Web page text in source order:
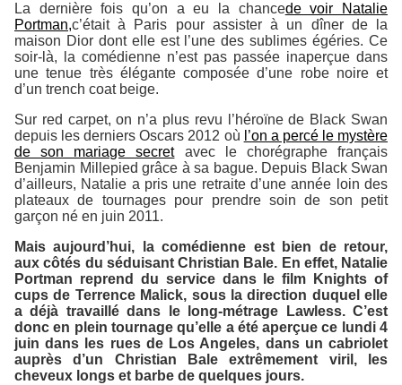
La dernière fois qu’on a eu la chancede voir Natalie
Portman,c’était à Paris pour assister à un dîner de la
maison Dior dont elle est l’une des sublimes égéries. Ce
soir-là, la comédienne n’est pas passée inaperçue dans
une tenue très élégante composée d’une robe noire et
d’un trench coat beige.
Sur red carpet, on n’a plus revu l’héroïne de Black Swan
depuis les derniers Oscars 2012 où l’on a percé le mystère
de son mariage secretavec le chorégraphe français
Benjamin Millepied grâce à sa bague. Depuis Black Swan
d’ailleurs, Natalie a pris une retraite d’une année loin des
plateaux de tournages pour prendre soin de son petit
garçon né en juin 2011.
Mais aujourd’hui, la comédienne est bien de retour,
aux côtés du séduisant Christian Bale. En effet, Natalie
Portman reprend du service dans le film
Knights of
cups de Terrence Malick, sous la direction duquel elle
a déjà travaillé dans le long-métrage
Lawless. C’est
donc en plein tournage qu’elle a été aperçue ce lundi 4
juin dans les rues de Los Angeles, dans un cabriolet
auprès d’un Christian Bale extrêmement viril, les
cheveux longs et barbe de quelques jours.